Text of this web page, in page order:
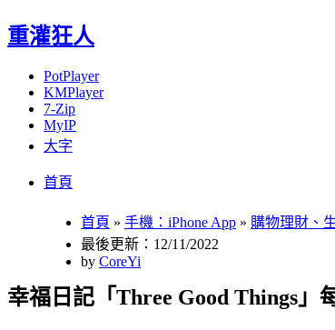
重灌狂人
PotPlayer
KMPlayer
7-Zip
MyIP
大字
首頁
首頁 » 手機：iPhone App » 購物理財、
最後更新：12/11/2022
by CoreYi
幸福日記「Three Good Things」